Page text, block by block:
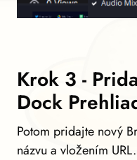
Krok 3 -
Dock
Potom pridajte nový
názvu a vložením URL.